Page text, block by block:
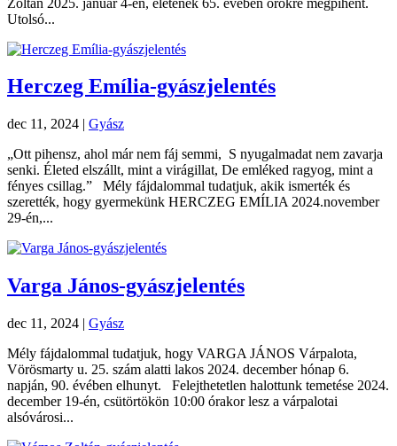
Utolsó...
Herczeg Emília-gyászjelentés
dec 11, 2024 | Gyász
„Ott pihensz, ahol már nem fáj semmi, S nyugalmadat nem zavarja
senki. Életed elszállt, mint a virágillat, De emléked ragyog, mint a
fényes csillag.” Mély fájdalommal tudatjuk, akik ismerték és
szerették, hogy gyermekünk HERCZEG EMÍLIA 2024.november
29-én,...
Varga János-gyászjelentés
dec 11, 2024 | Gyász
Mély fájdalommal tudatjuk, hogy VARGA JÁNOS Várpalota,
Vörösmarty u. 25. szám alatti lakos 2024. december hónap 6.
napján, 90. évében elhunyt. Felejthetetlen halottunk temetése 2024.
december 19-én, csütörtökön 10:00 órakor lesz a várpalotai
alsóvárosi...